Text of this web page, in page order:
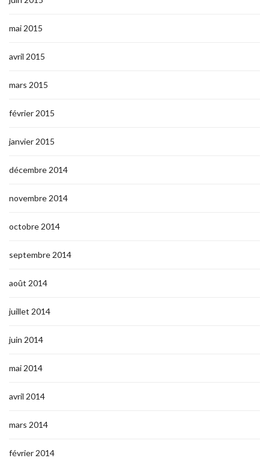
mai 2015
avril 2015
mars 2015
février 2015
janvier 2015
décembre 2014
novembre 2014
octobre 2014
septembre 2014
août 2014
juillet 2014
juin 2014
mai 2014
avril 2014
mars 2014
février 2014